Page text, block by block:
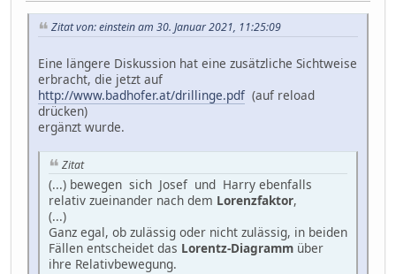
Zitat von: einstein am 30. Januar 2021, 11:25:09
Eine längere Diskussion hat eine zusätzliche Sichtweise
erbracht, die jetzt auf
http://www.badhofer.at/drillinge.pdf (auf reload
drücken)
ergänzt wurde.
Zitat
(...) bewegen sich Josef und Harry ebenfalls
relativ zueinander nach dem Lorenzfaktor,
(...)
Ganz egal, ob zulässig oder nicht zulässig, in beiden
Fällen entscheidet das Lorentz-Diagramm über
ihre Relativbewegung.